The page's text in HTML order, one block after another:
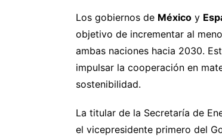
Los gobiernos de México y
objetivo de incrementar al
ambas naciones hacia 2030.
impulsar la cooperación en
sostenibilidad.
La titular de la Secretaría de
el vicepresidente primero del